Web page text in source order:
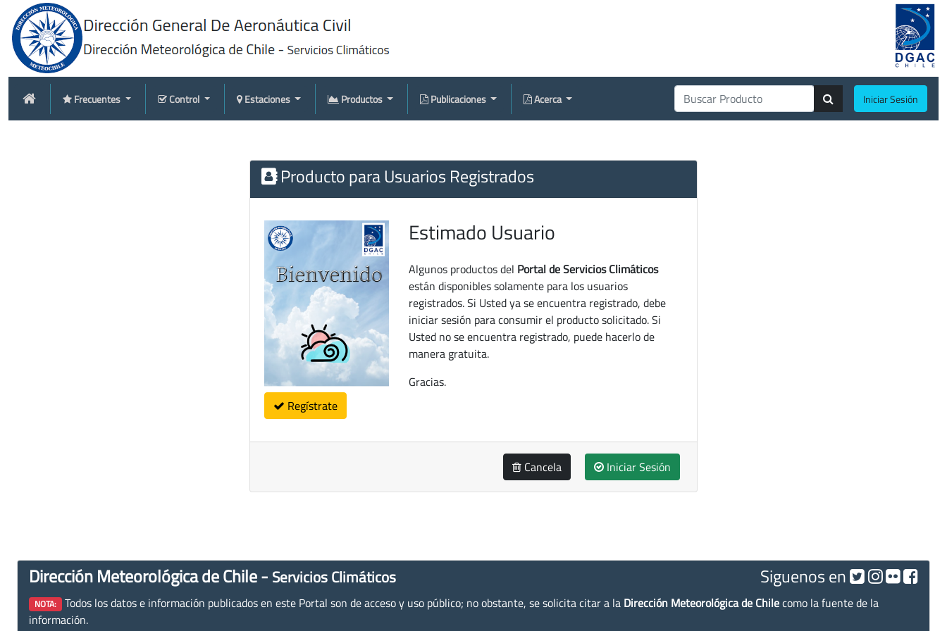
Frecuentes Control Estaciones Productos Publicaciones Acerca Iniciar Sesión
Producto para Usuarios Registrados
Regístrate
Estimado Usuario
Algunos productos del Portal de Servicios Climáticos
están disponibles solamente para los usuarios
registrados. Si Usted ya se encuentra registrado, debe
iniciar sesión para consumir el producto solicitado. Si
Usted no se encuentra registrado, puede hacerlo de
manera gratuita.
Gracias.
Cancela Iniciar Sesión
Dirección Meteorológica de Chile - Servicios Climáticos Siguenos en
NOTA: Todos los datos e información publicados en este Portal son de acceso y uso público; no obstante, se solicita citar a la Dirección Meteorológica de Chilecomo la fuente de la
información.